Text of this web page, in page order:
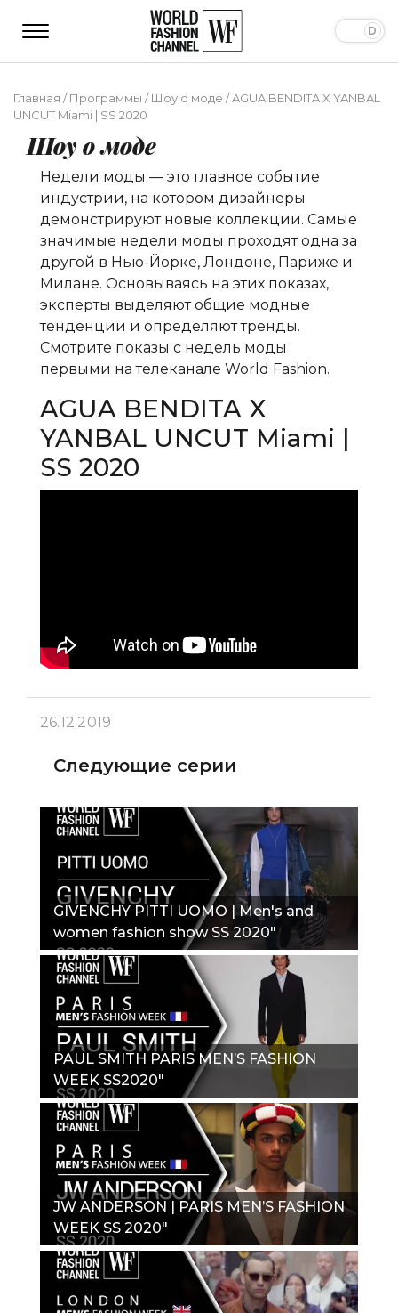
Главная /Программы /Шоу о моде /AGUA BENDITA X YANBAL
UNCUT Miami | SS 2020
Шоу о моде
Недели моды — это главное событие
индустрии, на котором дизайнеры
демонстрируют новые коллекции. Самые
значимые недели моды проходят одна за
другой в Нью-Йорке, Лондоне, Париже и
Милане. Основываясь на этих показах,
эксперты выделяют общие модные
тенденции и определяют тренды.
Смотрите показы с недель моды
первыми на телеканале World Fashion.
AGUA BENDITA X
YANBAL UNCUT Miami |
SS 2020
26.12.2019
Следующие серии
GIVENCHY PITTI UOMO | Men's and
women fashion show SS 2020"
PAUL SMITH PARIS MEN’S FASHION
WEEK SS2020"
JW ANDERSON | PARIS MEN’S FASHION
WEEK SS 2020"